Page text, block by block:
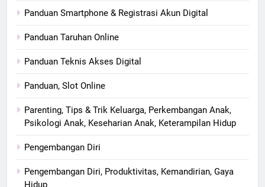
Panduan Smartphone & Registrasi Akun Digital
Panduan Taruhan Online
Panduan Teknis Akses Digital
Panduan, Slot Online
Parenting, Tips & Trik Keluarga, Perkembangan Anak,
Psikologi Anak, Keseharian Anak, Keterampilan Hidup
Pengembangan Diri
Pengembangan Diri, Produktivitas, Kemandirian, Gaya
Hidup